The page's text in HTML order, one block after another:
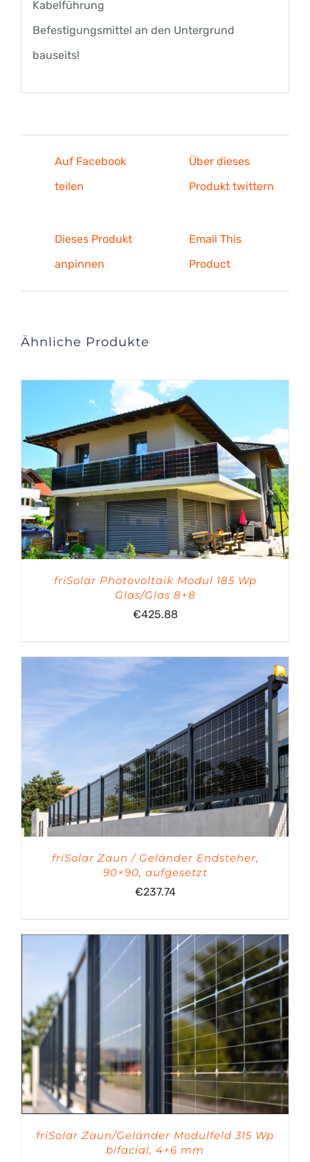
Kabelführung
Befestigungsmittel an den Untergrund
bauseits!
Auf Facebook
teilen
Über dieses
Produkt twittern
Dieses Produkt
anpinnen
Email This
Product
Ähnliche Produkte
friSolar Photovoltaik Modul 185 Wp
Glas/Glas 8+8
€425.88
friSolar Zaun / Geländer Endsteher,
90×90, aufgesetzt
€237.74
friSolar Zaun/Geländer Modulfeld 315 Wp
bifacial, 4+6 mm